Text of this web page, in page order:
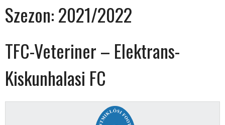
Szezon:2021/2022
TFC-Veteriner – Elektrans-
Kiskunhalasi FC